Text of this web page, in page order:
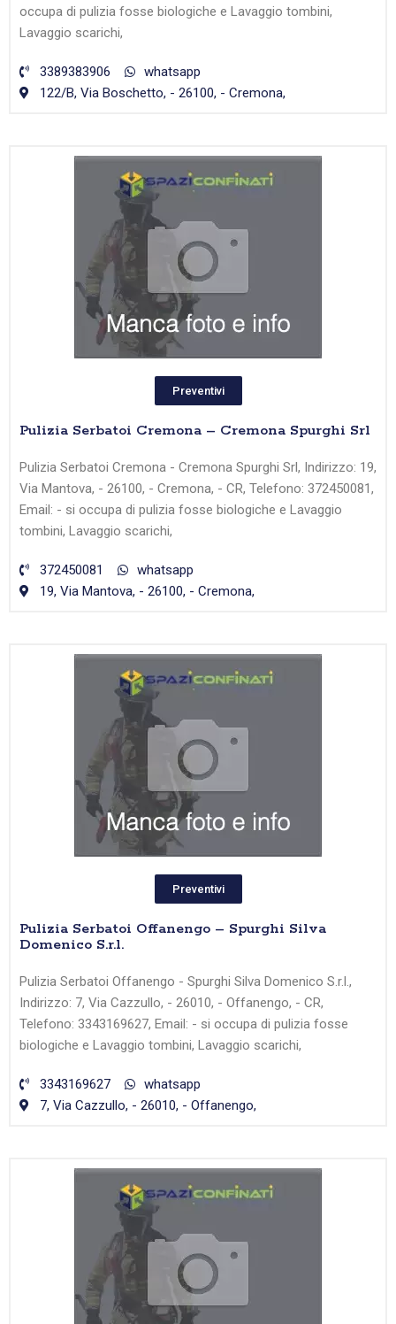
occupa di pulizia fosse biologiche e Lavaggio tombini,
Lavaggio scarichi,
3389383906
whatsapp
122/B, Via Boschetto, - 26100, - Cremona,
Preventivi
Pulizia Serbatoi Cremona – Cremona Spurghi Srl
Pulizia Serbatoi Cremona - Cremona Spurghi Srl, Indirizzo: 19,
Via Mantova, - 26100, - Cremona, - CR, Telefono: 372450081,
Email: - si occupa di pulizia fosse biologiche e Lavaggio
tombini, Lavaggio scarichi,
372450081
whatsapp
19, Via Mantova, - 26100, - Cremona,
Preventivi
Pulizia Serbatoi Offanengo – Spurghi Silva
Domenico S.r.l.
Pulizia Serbatoi Offanengo - Spurghi Silva Domenico S.r.l.,
Indirizzo: 7, Via Cazzullo, - 26010, - Offanengo, - CR,
Telefono: 3343169627, Email: - si occupa di pulizia fosse
biologiche e Lavaggio tombini, Lavaggio scarichi,
3343169627
whatsapp
7, Via Cazzullo, - 26010, - Offanengo,